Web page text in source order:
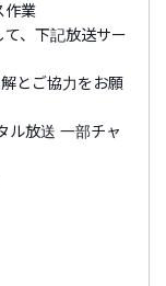
作業
て、下記放送サー
とご協力をお願
ル放送 一部チャ